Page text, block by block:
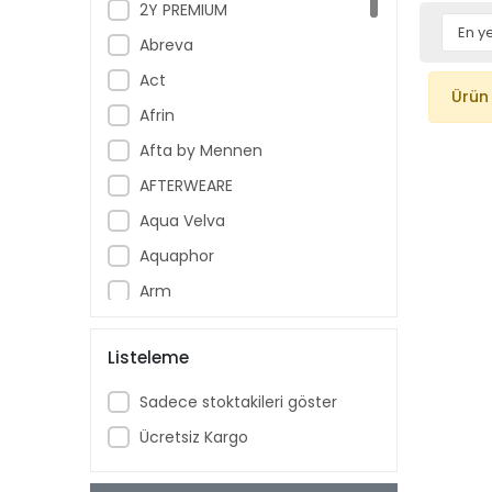
2Y PREMIUM
Abreva
Act
Afrin
Afta by Mennen
AFTERWEARE
Aqua Velva
Aquaphor
Arm
Aspercreme
Aussie
Aveeno Baby
Listeleme
Sadece stoktakileri göster
Ücretsiz Kargo